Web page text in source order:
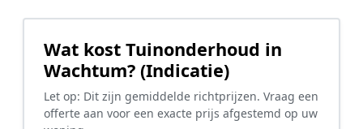
Wat kost Tuinonderhoud in
Wachtum? (Indicatie)
Let op: Dit zijn gemiddelde richtprijzen. Vraag een
offerte aan voor een exacte prijs afgestemd op uw